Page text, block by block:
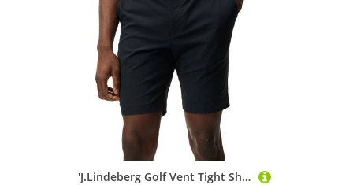
'J.Lindeberg Golf Vent Tight Short Herren schwarz'